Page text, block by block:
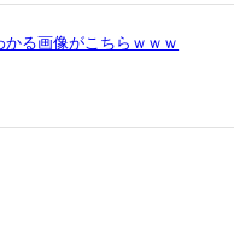
る画像がこちらｗｗｗ